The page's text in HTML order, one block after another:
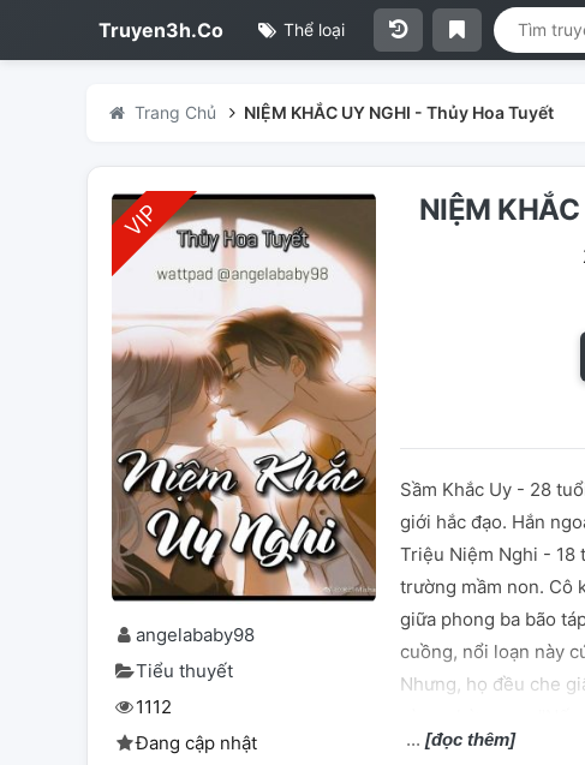
Truyen3h.Co Thể loại
Trang Chủ NIỆM KHẮC UY NGHI - Thủy Hoa Tuyết
angelababy98
Tiểu thuyết
1112
Đang cập nhật
NIỆM
Sầm Khắc Uy - 28
giới hắc đạo. Hắn
Triệu Niệm Nghi - 18
trường mầm non. Cô
giữa phong ba bão
cuồng, nổi loạn này
Nhưng, họ đều che
[đọc thêm]